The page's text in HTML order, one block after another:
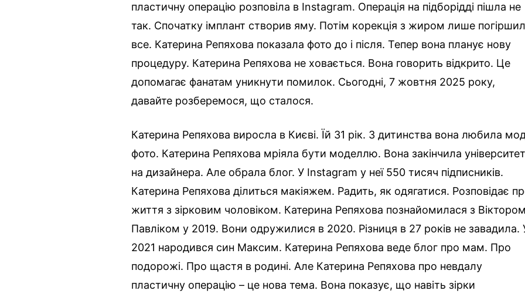
пластичну операцію розповіла в Instagram. Операція на підборідді пішла не
так. Спочатку імплант створив яму. Потім корекція з жиром лише
все. Катерина Репяхова показала фото до і після. Тепер вона планує нову
процедуру. Катерина Репяхова не ховається. Вона говорить відкрито. Це
допомагає фанатам уникнути помилок. Сьогодні, 7 жовтня 2025 року,
давайте розберемося, що сталося.
Катерина Репяхова виросла в Києві. Їй 31 рік. З дитинства вона любила
фото. Катерина Репяхова мріяла бути моделлю. Вона закінчила університет
на дизайнера. Але обрала блог. У Instagram у неї 550 тисяч підписників.
Катерина Репяхова ділиться макіяжем. Радить, як одягатися. Розповідає
життя з зірковим чоловіком. Катерина Репяхова познайомилася з Віктором
Павліком у 2019. Вони одружилися в 2020. Різниця в 27 років не завадила.
2021 народився син Максим. Катерина Репяхова веде блог про мам. Про
подорожі. Про щастя в родині. Але Катерина Репяхова про невдалу
пластичну операцію – це нова тема. Вона показує, що навіть зірки